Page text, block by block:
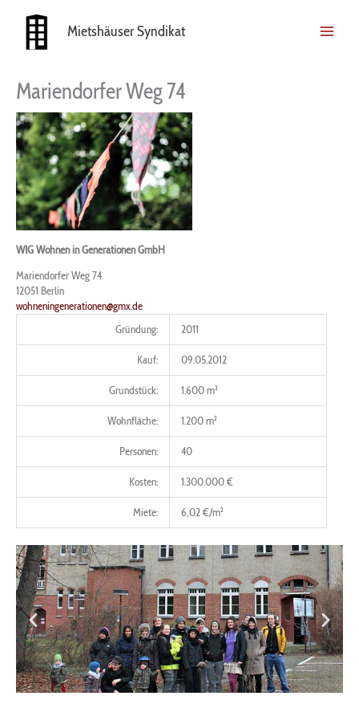
springen
Mietshäuser Syndikat
Mariendorfer Weg 74
WIG Wohnen in Generationen GmbH
Mariendorfer Weg 74
12051 Berlin
wohneningenerationen@gmx.de
Gründung:
2011
Kauf: 09.05.2012
Grundstück: 1.600 m²
Wohnfläche: 1.200 m²
Personen: 40
Kosten: 1.300.000 €
Miete: 6,02 €/m²